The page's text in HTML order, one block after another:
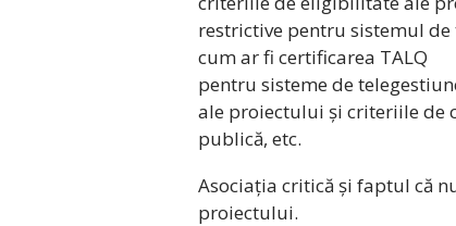
restrictive pentru sistemul
cum ar fi certificarea TALQ
pentru sisteme de
ale proiectului și criteriile de
publică, etc.
Asociația critică și faptul că
proiectului.